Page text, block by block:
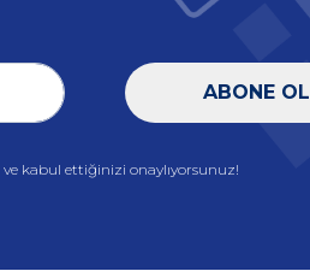
ABONE OL
kabul ettiğinizi onaylıyorsunuz!